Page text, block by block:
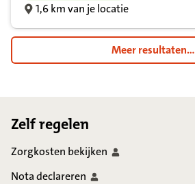
1,6 km van je locatie
Meer resultaten...
Zelf regelen
Zorgkosten bekijken
Notadeclareren